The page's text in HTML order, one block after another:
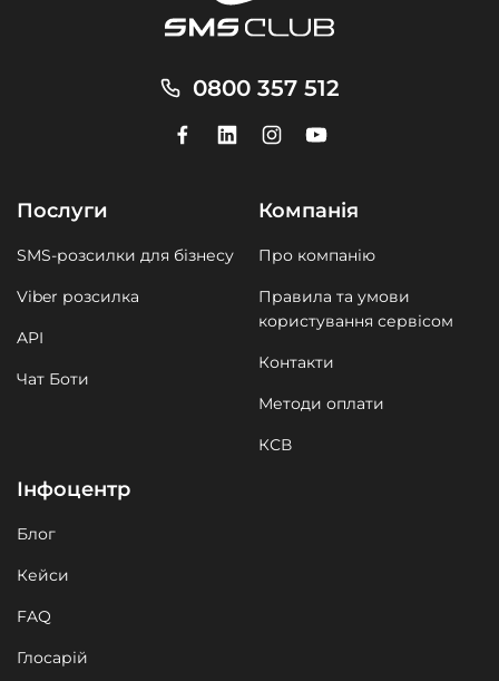
0800 357 512
Послуги
SMS-розсилки для бізнесу
Viber розсилка
API
Чат Боти
Компанія
Про компанію
Правила та умови
користування сервісом
Контакти
Методи оплати
КСВ
Інфоцентр
Блог
Кейси
FAQ
Глосарій